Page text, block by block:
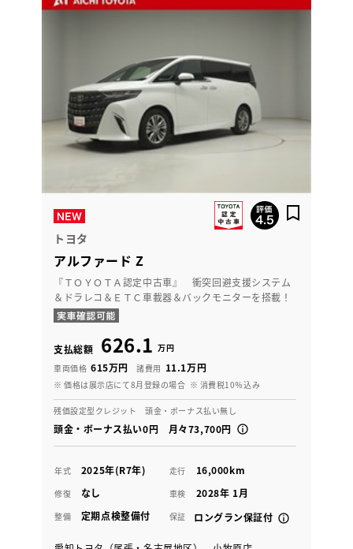
トヨタ
アルファード Z
『ＴＯＹＯＴＡ認定中古車』 衝突回避支援システム
＆ドラレコ＆ＥＴＣ車載器＆バックモニターを搭載！
支払総額 626.1 万円
車両価格 615万円 諸費用 11.1万円
※ 価格は展示店にて8月登録の場合 ※ 消費税10％込み
残価設定型クレジット 頭金・ボーナス払い無し
頭金・ボーナス払い0円 月々73,700円
年式 2025年(R7年) 走行 16,000km
修復 なし 車検 2028年 1月
整備 定期点検整備付 保証 ロングラン保証付